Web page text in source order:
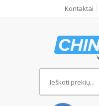
Kontaktai